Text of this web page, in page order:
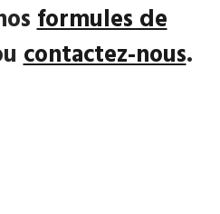
formules de
contactez-nous.